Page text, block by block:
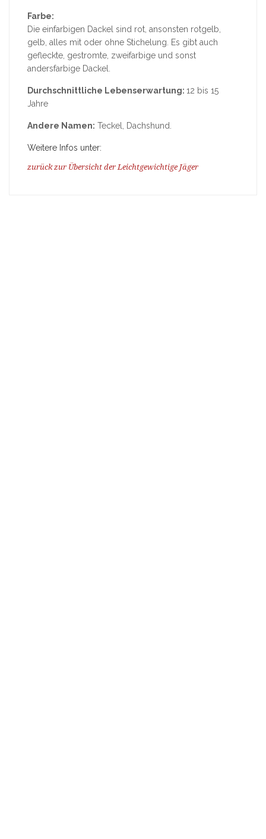
Farbe:
Die einfarbigen Dackel sind rot, ansonsten rotgelb,
gelb, alles mit oder ohne Stichelung. Es gibt auch
gefleckte, gestromte, zweifarbige und sonst
andersfarbige Dackel.
Durchschnittliche Lebenserwartung: 12 bis 15
Jahre
Andere Namen: Teckel, Dachshund.
Weitere Infos unter:
zurück zur Übersicht der Leichtgewichtige Jäger